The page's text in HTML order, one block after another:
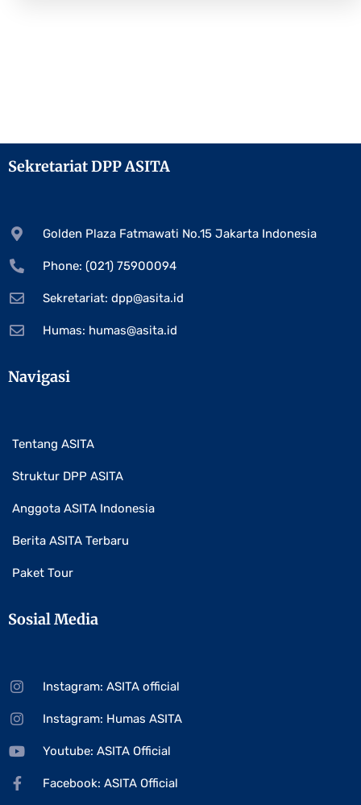
Sekretariat DPP ASITA
Golden Plaza Fatmawati No.15 Jakarta Indonesia
Phone: (021) 75900094
Sekretariat: dpp@asita.id
Humas: humas@asita.id
Navigasi
Tentang ASITA
Struktur DPP ASITA
Anggota ASITA Indonesia
Berita ASITA Terbaru
Paket Tour
Sosial Media
Instagram: ASITA official
Instagram: Humas ASITA
Youtube: ASITA Official
Facebook: ASITA Official